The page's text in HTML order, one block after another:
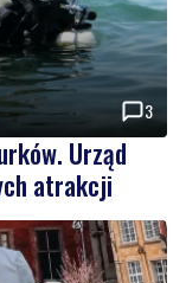
3
Urząd
atrakcji